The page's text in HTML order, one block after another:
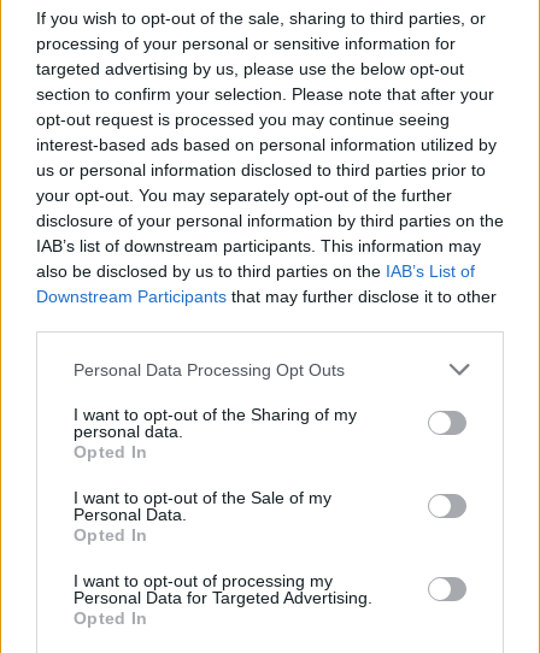
If you wish to opt-out of the sale, sharing to third parties, or
processing of your personal or sensitive information for
targeted advertising by us, please use the below opt-out
section to confirm your selection. Please note that after your
opt-out request is processed you may continue seeing
interest-based ads based on personal information utilized by
us or personal information disclosed to third parties prior to
your opt-out. You may separately opt-out of the further
disclosure of your personal information by third parties on the
IAB’s list of downstream participants. This information may
also be disclosed by us to third parties on the IAB’s List of
Downstream Participants that may further disclose it to other
Personal Data Processing Opt Outs
I want to opt-out of the Sharing of my
personal data.
Opted In
I want to opt-out of the Sale of my
Personal Data.
Opted In
I want to opt-out of processing my
Personal Data for Targeted Advertising.
Opted In
tenis, mientras que en la otra debería crear una
campaña para ofrecer camisetas de equipos y
gorras de béisbol.
Crear una cuenta para cada producto que vende
en Susan's Sporting Goods y crear un solo grupo
de anuncios para todos los productos de ropa y
artículos deportivos de cada cuenta.
Click aquí para ver la respuesta
Crear dos cuentas: una para artículos y
mientras que en la otra debería crear una
campaña para ofrecer camisetas de
equipos y gorras de béisbol.
Si estás empezando a utilizar
, te será útil
laGuía para crear una campaña de anuncios en